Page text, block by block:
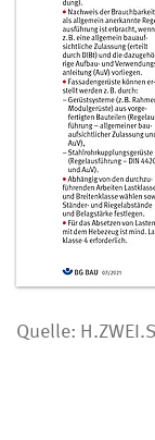
Quelle: